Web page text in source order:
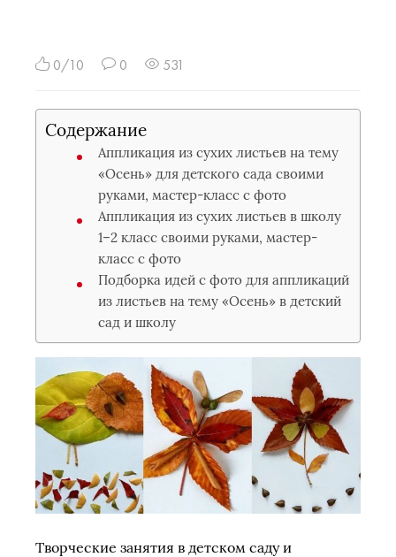
0/10 0 531
Содержание
Аппликация из сухих листьев на тему
«Осень» для детского сада своими
руками, мастер-класс с фото
Аппликация из сухих листьев в школу
1–2 класс своими руками, мастер-
класс с фото
Подборка идей с фото для аппликаций
из листьев на тему «Осень» в детский
сад и школу
Творческие занятия в детском саду и